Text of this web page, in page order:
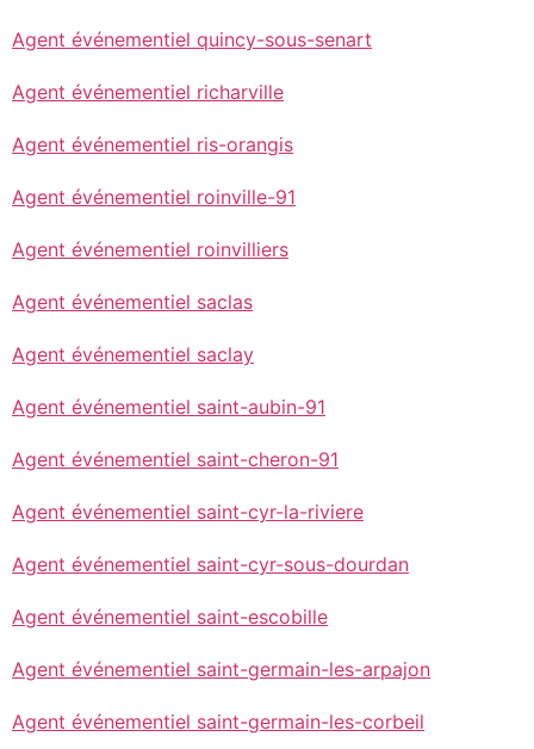
Agent événementiel quincy-sous-senart
Agent événementiel richarville
Agent événementiel ris-orangis
Agent événementiel roinville-91
Agent événementiel roinvilliers
Agent événementiel saclas
Agent événementiel saclay
Agent événementiel saint-aubin-91
Agent événementiel saint-cheron-91
Agent événementiel saint-cyr-la-riviere
Agent événementiel saint-cyr-sous-dourdan
Agent événementiel saint-escobille
Agent événementiel saint-germain-les-arpajon
Agent événementiel saint-germain-les-corbeil